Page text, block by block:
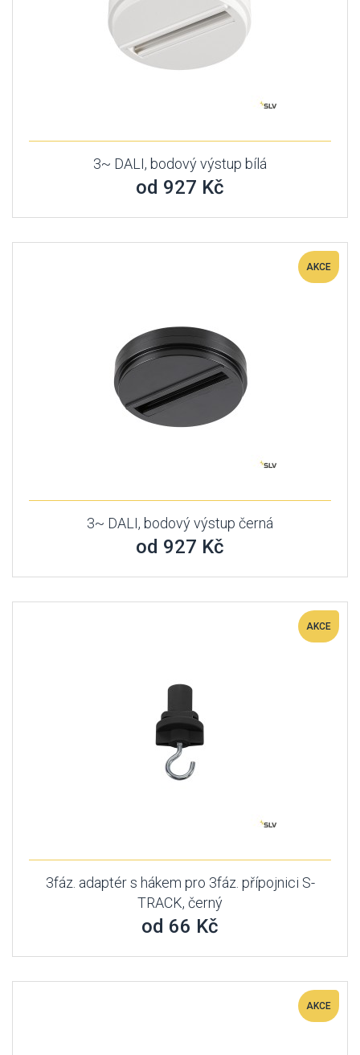
3~ DALI, bodový výstup bílá
od 927 Kč
AKCE
3~ DALI, bodový výstup černá
od 927 Kč
AKCE
3fáz. adaptér s hákem pro 3fáz. přípojnici S-
TRACK, černý
od 66 Kč
AKCE